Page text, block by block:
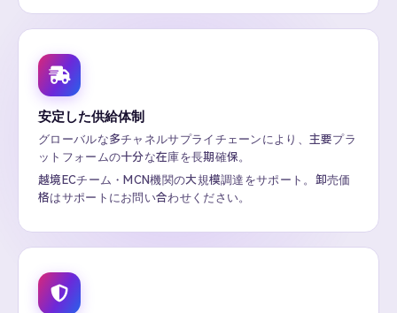
安定した供給体制
グローバルな多チャネルサプライチェーンにより、主要プラ
ットフォームの十分な在庫を長期確保。
越境ECチーム・MCN機関の大規模調達をサポート。卸売価
格はサポートにお問い合わせください。